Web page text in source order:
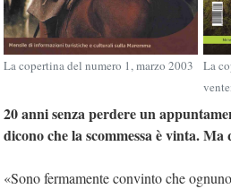
La copertina del numero 1, marzo 2003
La
20 anni senza perdere un
dicono che la scommessa è vinta. Ma
«Sono fermamente convinto che